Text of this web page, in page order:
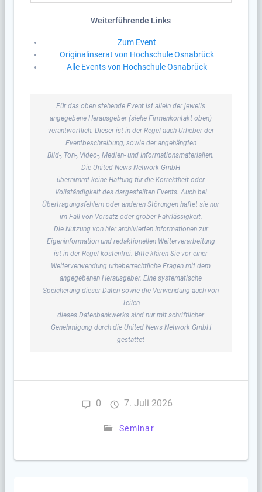
Weiterführende Links
Zum Event
Originalinserat von Hochschule Osnabrück
Alle Events von Hochschule Osnabrück
Für das oben stehende Event ist allein der jeweils
angegebene Herausgeber (siehe Firmenkontakt oben)
verantwortlich. Dieser ist in der Regel auch Urheber der
Eventbeschreibung, sowie der angehängten
Bild-, Ton-, Video-, Medien- und Informationsmaterialien.
Die United News Network GmbH
übernimmt keine Haftung für die Korrektheit oder
Vollständigkeit des dargestellten Events. Auch bei
Übertragungsfehlern oder anderen Störungen haftet sie nur
im Fall von Vorsatz oder grober Fahrlässigkeit.
Die Nutzung von hier archivierten Informationen zur
Eigeninformation und redaktionellen Weiterverarbeitung
ist in der Regel kostenfrei. Bitte klären Sie vor einer
Weiterverwendung urheberrechtliche Fragen mit dem
angegebenen Herausgeber. Eine systematische
Speicherung dieser Daten sowie die Verwendung auch von
Teilen
dieses Datenbankwerks sind nur mit schriftlicher
Genehmigung durch die United News Network GmbH
gestattet
0 7. Juli 2026
Seminar